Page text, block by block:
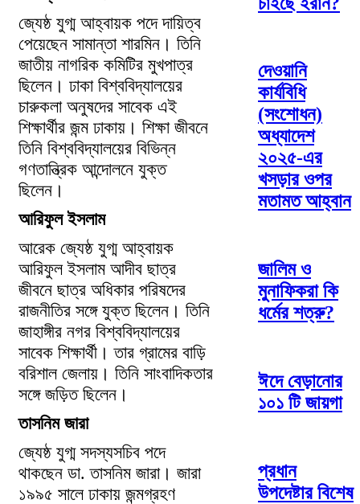
জ্যেষ্ঠ যুগ্ম আহ্বায়ক পদে দায়িত্ব
পেয়েছেন সামান্তা শারমিন। তিনি
জাতীয় নাগরিক কমিটির মুখপাত্র
ছিলেন। ঢাকা বিশ্ববিদ্যালয়ের
চারুকলা অনুষদের সাবেক এই
শিক্ষার্থীর জন্ম ঢাকায়। শিক্ষা জীবনে
তিনি বিশ্ববিদ্যালয়ের বিভিন্ন
গণতান্ত্রিক আন্দোলনে যুক্ত
ছিলেন।
আরিফুল ইসলাম
আরেক জ্যেষ্ঠ যুগ্ম আহ্বায়ক
আরিফুল ইসলাম আদীব ছাত্র
জীবনে ছাত্র অধিকার পরিষদের
রাজনীতির সঙ্গে যুক্ত ছিলেন। তিনি
জাহাঙ্গীর নগর বিশ্ববিদ্যালয়ের
সাবেক শিক্ষার্থী। তার গ্রামের বাড়ি
বরিশাল জেলায়। তিনি সাংবাদিকতার
সঙ্গে জড়িত ছিলেন।
তাসনিম জারা
জ্যেষ্ঠ যুগ্ম সদস্যসচিব পদে
থাকছেন ডা. তাসনিম জারা। জারা
১৯৯৫ সালে ঢাকায় জন্মগ্রহণ
দেওয়ানি
কার্যবিধি
(সংশোধন)
অধ্যাদেশ
২০২৫-এর
খসড়ার ওপর
মতামত আহ্বান
জালিম ও
মুনাফিকরা কি
ধর্মের শত্রু?
ঈদে বেড়ানোর
১০১ টি জায়গা
প্রধান
উপদেষ্টার বিশেষ